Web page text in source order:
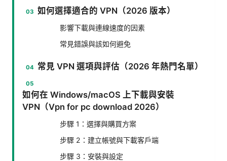
如何選擇適合的 VPN（2026 版本）
影響下載與連線速度的因素
常見錯誤與該如何避免
常見 VPN 選項與評估（2026 年熱門名單）
如何在 Windows/macOS 上下載與安裝
VPN（Vpn for pc download 2026）
步驟 1：選擇與購買方案
步驟 2：建立帳號與下載客戶端
步驟 3：安裝與設定